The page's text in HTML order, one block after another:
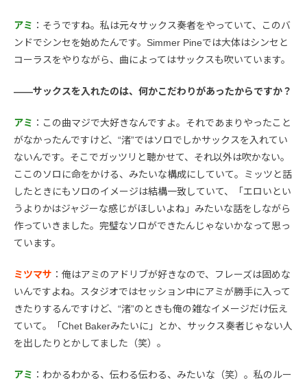
アミ ：そうですね。私は元々サックス奏者をやっていて、このバ
ンドでシンセを始めたんです。Simmer Pineでは大体はシンセと
コーラスをやりながら、曲によってはサックスも吹いています。
――サックスを入れたのは、何かこだわりがあったからですか？
アミ ：この曲マジで大好きなんですよ。それであまりやったこと
がなかったんですけど、“渚”ではソロでしかサックスを入れてい
ないんです。そこでガッツリと聴かせて、それ以外は吹かない。
ここのソロに命をかける、みたいな構成にしていて。ミッツと話
したときにもソロのイメージは結構一致していて、「エロいとい
うよりかはジャジーな感じがほしいよね」みたいな話をしながら
作っていきました。完璧なソロができたんじゃないかなって思っ
ています。
ミツマサ ：俺はアミのアドリブが好きなので、フレーズは固めな
いんですよね。スタジオではセッション中にアミが勝手に入って
きたりするんですけど、“渚”のときも俺の雑なイメージだけ伝え
ていて。「Chet Bakerみたいに」とか、サックス奏者じゃない人
を出したりとかしてました（笑）。
アミ ：わかるわかる、伝わる伝わる、みたいな（笑）。私のルー